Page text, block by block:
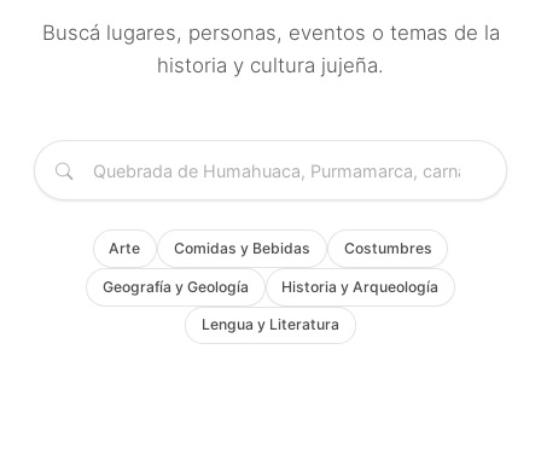
Buscá lugares, personas, eventos o temas de la
historia y cultura jujeña.
Arte Comidas y Bebidas Costumbres
Geografía y Geología Historia y Arqueología
Lengua y Literatura